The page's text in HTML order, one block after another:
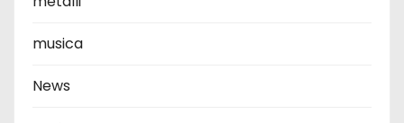
musica
News